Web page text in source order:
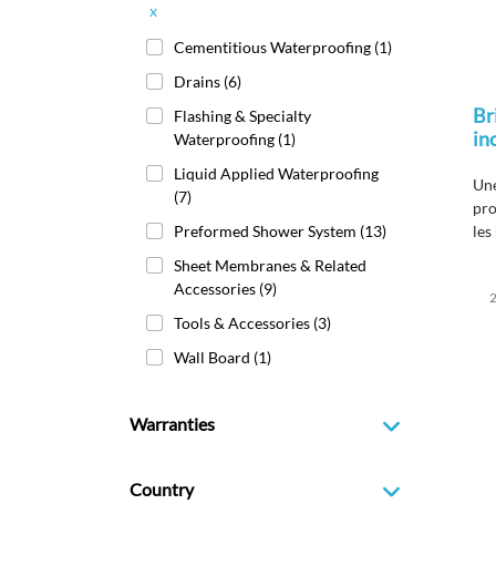
x
Cementitious Waterproofing (1)
Drains (6)
Flashing & Specialty
Waterproofing (1)
Liquid Applied Waterproofing
(7)
Preformed Shower System (13)
Sheet Membranes & Related
Accessories (9)
Tools & Accessories (3)
Wall Board (1)
Warranties
Country